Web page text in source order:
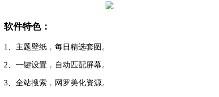
软件特色：
1、主题壁纸，每日精选套图。
2、一键设置，自动匹配屏幕。
3、全站搜索，网罗美化资源。